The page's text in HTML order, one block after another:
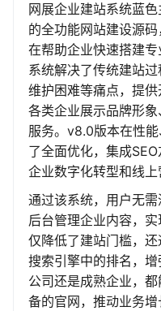
网展企业建站系统蓝
的全功能网站建设源
在帮助企业快速搭建
系统解决了传统建站过
维护困难等痛点，提
各类企业展示品牌形
服务。v8.0版本在性
了全面优化，集成
企业数字化转型和线上
通过该系统，用户无
后台管理企业内容，
仅降低了建站门槛，
搜索引擎中的排名，
公司还是成熟企业，
备的官网，推动业务增